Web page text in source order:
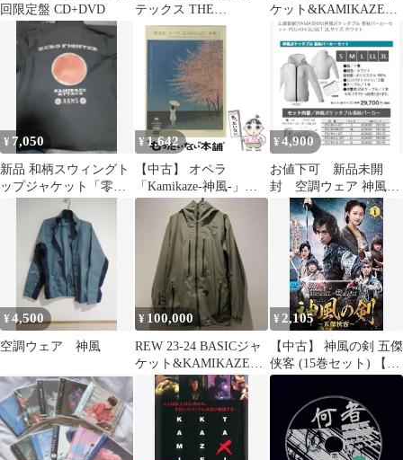
回限定盤 CD+DVD
テックス THE
KAMIKAZE JKT 27
ケット&KAMIKAZEビ
ブパンツ Mサイズ
¥ 7,050
新品 和柄スウィングト
ップジャケット「零戦-
ZERO FIGHTER-」3L
¥1,642
【中古】 オペラ
「Kamikaze-神風-」
[DVD] / Sony Music
Japan International
¥ 4,900
お値下可 新品未開
封 空調ウェア 神風
ポケッタブル長袖パー
カーセットLL日本製
¥4,500
空調ウェア 神風
¥ 100,000
REW 23-24 BASICジャ
ケット&KAMIKAZEビ
ブパンツ
¥ 2,105
【中古】 神風の剣 五傑
侠客 (15巻セット) 【字
幕】 [レンタル落ち]